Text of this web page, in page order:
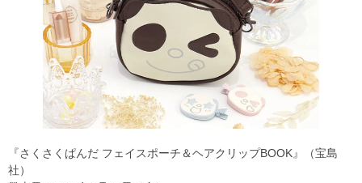
『さくさくぱんだ フェイスポーチ＆ヘアクリップBOOK』（宝島
社）